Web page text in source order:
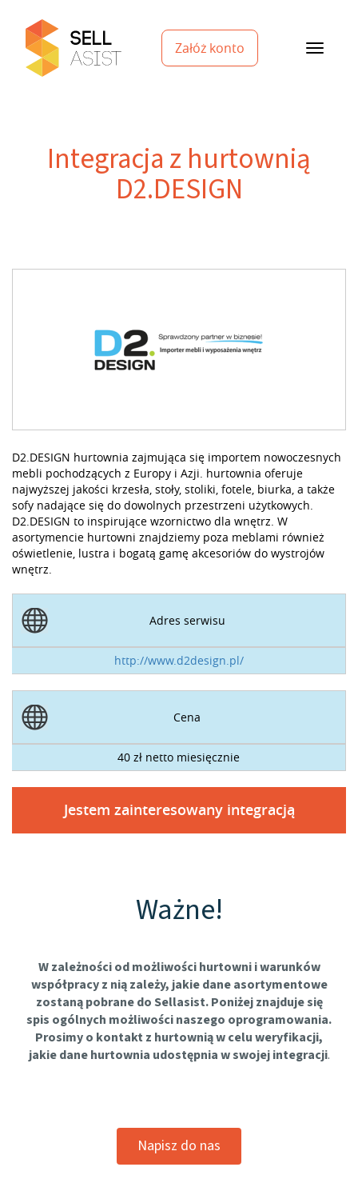
Załóż konto
Integracja z hurtownią
D2.DESIGN
D2.DESIGN hurtownia zajmująca się importem nowoczesnych
mebli pochodzących z Europy i Azji. hurtownia oferuje
najwyższej jakości krzesła, stoły, stoliki, fotele, biurka, a także
sofy nadające się do dowolnych przestrzeni użytkowych.
D2.DESIGN to inspirujące wzornictwo dla wnętrz. W
asortymencie hurtowni znajdziemy poza meblami również
oświetlenie, lustra i bogatą gamę akcesoriów do wystrojów
wnętrz.
Adres serwisu
http://www.d2design.pl/
Cena
40 zł netto miesięcznie
Jestem zainteresowany integracją
Ważne!
W zależności od możliwości hurtowni i warunków
współpracy z nią zależy, jakie dane asortymentowe
zostaną pobrane do Sellasist. Poniżej znajduje się
spis ogólnych możliwości naszego oprogramowania.
Prosimy o kontakt z hurtownią w celu weryfikacji,
jakie dane hurtownia udostępnia w swojej integracji.
Napisz do nas